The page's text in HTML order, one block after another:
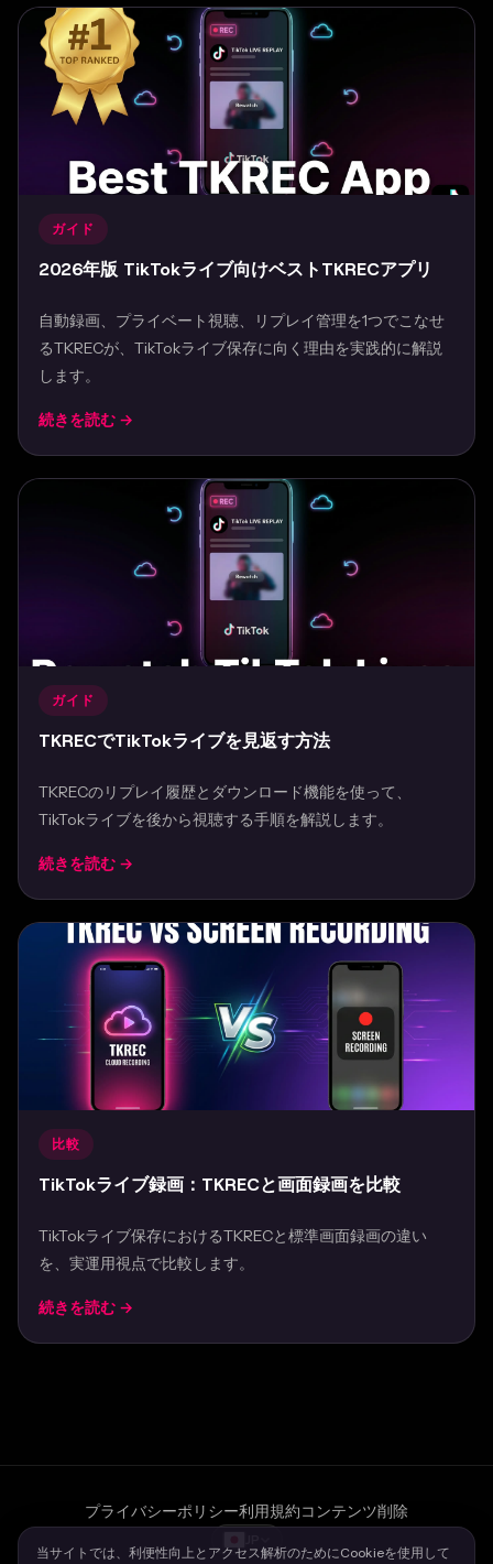
ガイド
2026年版 TikTokライブ向けベストTKRECアプリ
自動録画、プライベート視聴、リプレイ管理を1つでこなせ
るTKRECが、TikTokライブ保存に向く理由を実践的に解説
します。
Mar 31, 2026
続きを読む →
ガイド
TKRECでTikTokライブを見返す方法
TKRECのリプレイ履歴とダウンロード機能を使って、
TikTokライブを後から視聴する手順を解説します。
Mar 30, 2026
続きを読む →
比較
TikTokライブ録画：TKRECと画面録画を比較
TikTokライブ保存におけるTKRECと標準画面録画の違い
を、実運用視点で比較します。
Mar 28, 2026
続きを読む →
プライバシーポリシー利用規約コンテンツ削除
当サイトでは、利便性向上とアクセス解析のためにCookieを使用して